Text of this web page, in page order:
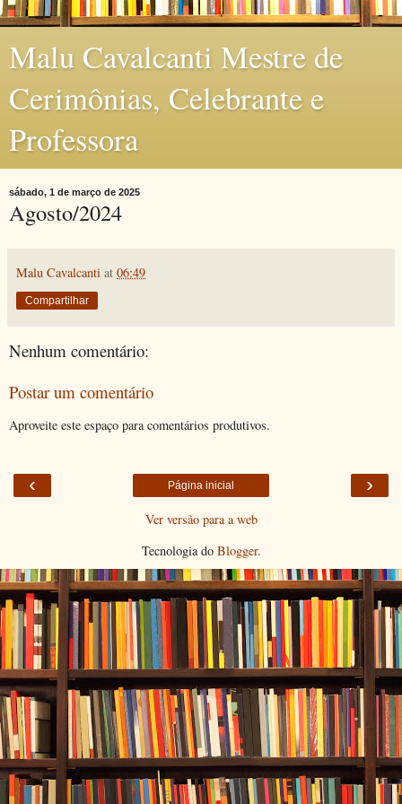
Malu Cavalcanti Mestre de
Cerimônias, Celebrante e
Professora
sábado, 1 de março de 2025
Agosto/2024
Malu Cavalcanti at 06:49
Compartilhar
Nenhum comentário:
Postar um comentário
Aproveite este espaço para comentários produtivos.
‹ ›
Página inicial
Ver versão para a web
Tecnologia do Blogger.